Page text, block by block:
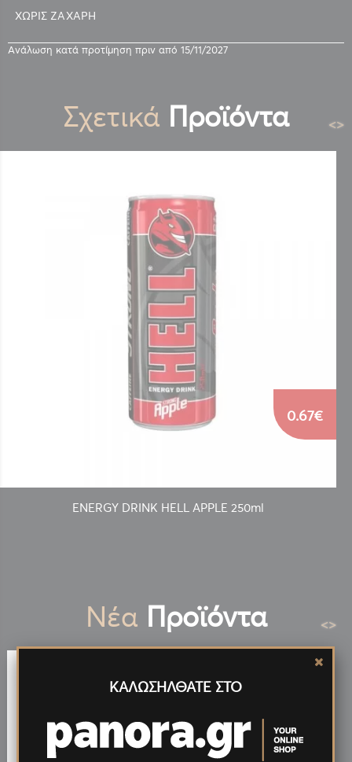
ΧΩΡΙΣ ΖΑΧΑΡΗ
Ανάλωση κατά προτίμηση πριν από 15/11/2027
Σχετικά Προϊόντα
ENERGY DRINK HELL APPLE 250ml
0.67€
<>
Νέα Προϊόντα <>
ΚΑΛΩΣΗΛΘΑΤΕ ΣΤΟ